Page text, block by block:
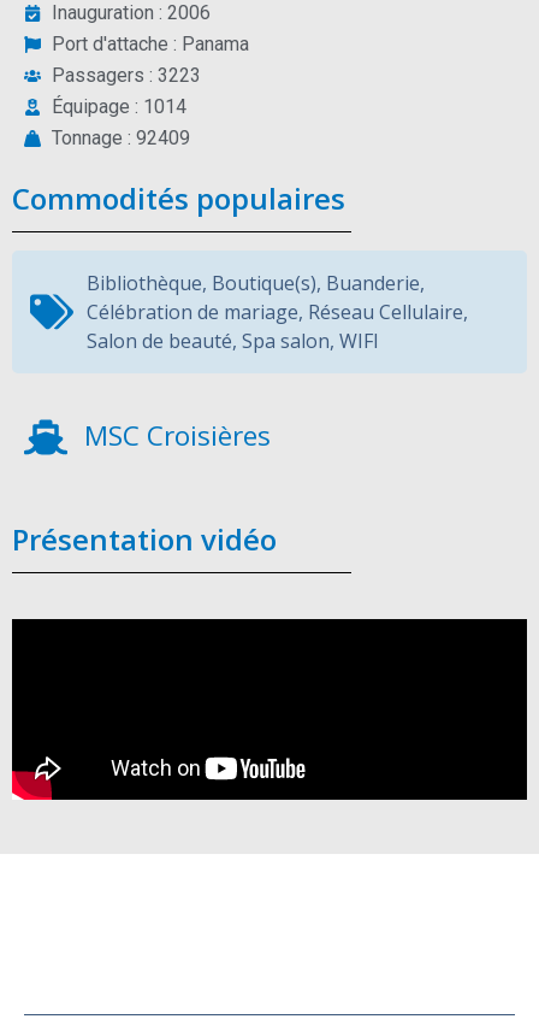
Inauguration : 2006
Port d'attache : Panama
Passagers : 3223
Équipage : 1014
Tonnage : 92409
Commodités populaires
Bibliothèque, Boutique(s), Buanderie,
Célébration de mariage, Réseau Cellulaire,
Salon de beauté, Spa salon, WIFI
MSC Croisières
Présentation vidéo